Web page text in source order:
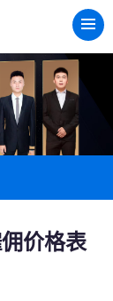
价格表